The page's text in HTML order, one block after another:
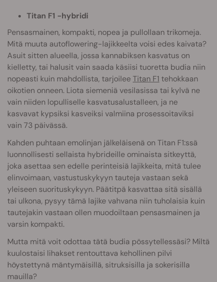
Titan F1 -hybridi
Pensasmainen, kompakti, nopea ja pullollaan trikomeja.
Mitä muuta autoflowering-lajikkeelta voisi edes kaivata?
Asuit sitten alueella, jossa kannabiksen kasvatus on
kielletty, tai halusit vain saada käsiisi tuoretta budia niin
nopeasti kuin mahdollista, tarjoileeTitan F1 tehokkaan
oikotien onneen. Liota siemeniä vesilasissa tai kylvä ne
vain niiden lopulliselle kasvatusalustalleen, ja ne
kasvavat kypsiksi kasveiksi valmiina prosessoitaviksi
vain 73 päivässä.
Kahden puhtaan emolinjan jälkeläisenä on Titan F1:ssä
luonnollisesti sellaista hybrideille ominaista sitkeyttä,
joka asettaa sen edelle perinteisiä lajikkeita, mitä tulee
elinvoimaan, vastustuskykyyn tauteja vastaan sekä
yleiseen suorituskykyyn. Päätitpä kasvattaa sitä sisällä
tai ulkona, pysyy tämä lajike vahvana niin tuholaisia kuin
tautejakin vastaan ollen muodoiltaan pensasmainen ja
varsin kompakti.
Mutta mitä voit odottaa tätä budia pössytellessäsi? Miltä
kuulostaisi lihakset rentouttava kehollinen pilvi
höystettynä mäntymäisillä, sitruksisilla ja sokerisilla
mauilla?